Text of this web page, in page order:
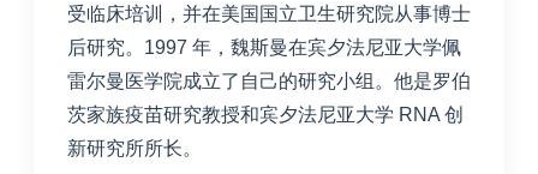
受临床培训，并在美国国立卫生研究院从事博士
后研究。1997 年，魏斯曼在宾夕法尼亚大学佩
雷尔曼医学院成立了自己的研究小组。他是罗伯
茨家族疫苗研究教授和宾夕法尼亚大学 RNA 创
新研究所所长。